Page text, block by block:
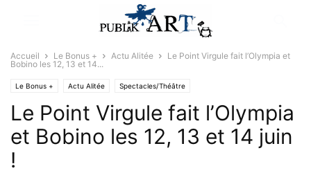
Accueil Le Bonus + Actu Alitée
Le Point Virgule fait l’Olympia et
Bobino les 12, 13 et 14...
Le Bonus + Actu Alitée Spectacles/Théâtre
Le Point Virgule fait l’Olympia
et Bobino les 12, 13 et 14 juin
!